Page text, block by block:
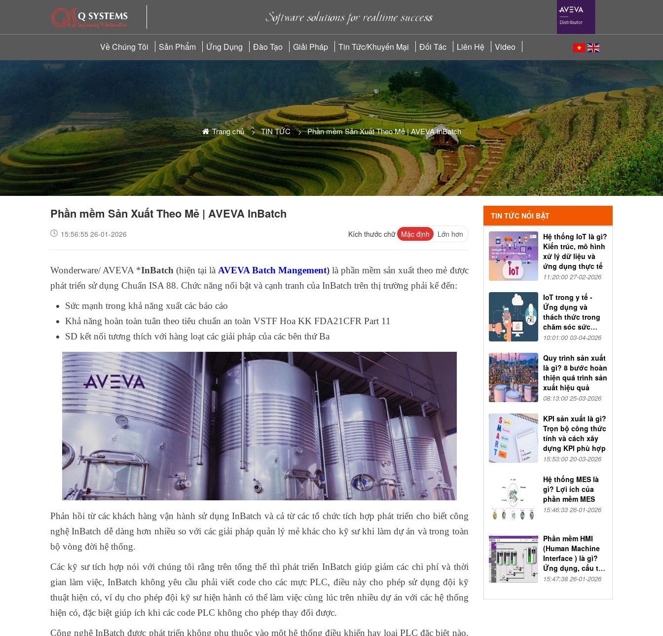
Về Chúng Tôi Sản Phẩm Ứng Dụng Đào Tạo Giải Pháp Tin Tức/Khuyến Mại Đối Tác Liên Hệ Video
Trang chủ TIN TỨC Phần mềm Sản Xuất Theo Mẻ | AVEVA InBatch
Phần mềm Sản Xuất Theo Mẻ | AVEVA InBatch
15:56:55 26-01-2026 Kích thước chữ Mặc định Lớn hơn
Wonderware/ AVEVA *InBatch (hiện tại là AVEVA Batch Mangement) là phần mềm sản xuất theo mẻ được
phát triển sử dụng Chuẩn ISA 88. Chức năng nổi bật và cạnh tranh của InBatch trên thị trường phải kể đến:
Sức mạnh trong khả năng xuất các báo cáo
Khả năng hoàn toàn tuân theo tiêu chuẩn an toàn VSTF Hoa KK FDA21CFR Part 11
SD kết nối tương thích với hàng loạt các giải pháp của các bên thứ Ba
Phản hồi từ các khách hàng vận hành sử dụng InBatch và cả từ các tổ chức tích hợp phát triển cho biết công
nghệ InBatch dễ dàng hơn nhiều so với các giải pháp quản lý mẻ khác cho kỹ sư khi làm dự án và trong toàn
bộ vòng đời hệ thống.
Các kỹ sư tích hợp nói với chúng tôi rằng trên tổng thể thì phát triển InBatch giúp giảm các chi phí và thời
gian làm việc, InBatch không yêu cầu phải viết code cho các mực PLC, điều này cho phép sử dụng đội kỹ
thuật hiện có, ví dụ cho phép đội kỹ sư hiện hành có thể làm việc cùng lúc trên nhiều dự án với các hệ thống
hiện có, đặc biệt giúp ích khi các code PLC không cho phép thay đổi được.
Công nghệ InBatch được phát triển không phụ thuộc vào một hệ thống điều khiển hay loại PLC đặc biệt nào,
TIN TỨC NỔI BẬT
Hệ thống IoT là gì?
Kiến trúc, mô hình
xử lý dữ liệu và
ứng dụng thực tế
11:20:00 27-02-2026
IoT trong y tế -
Ứng dụng và
thách thức trong
chăm sóc sức
khỏe
10:01:00 03-04-2026
Quy trình sản xuất
là gì? 8 bước hoàn
thiện quá trình sản
xuất hiệu quả
08:13:00 25-03-2026
KPI sản xuất là gì?
Trọn bộ công thức
tính và cách xây
dựng KPI phù hợp
15:53:00 20-03-2026
Hệ thống MES là
gì? Lợi ích của
phần mềm MES
15:46:33 26-01-2026
Phần mềm HMI
(Human Machine
Interface ) là gì?
Ứng dụng, cấu tạo
và nguyên lý hoạt
15:47:38 26-01-2026